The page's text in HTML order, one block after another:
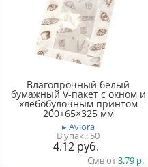
Влагопрочный белый
бумажный V-пакет с окном и
хлебобулочным принтом
200+65×325 мм
▸ Aviora
50
4.12
Смв от3.79